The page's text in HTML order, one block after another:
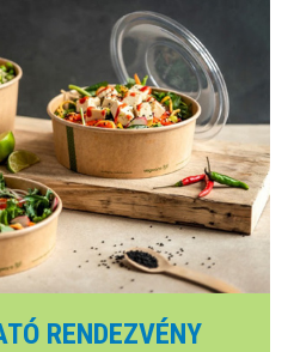
RENDEZVÉNY